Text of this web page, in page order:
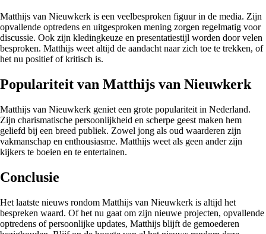
Matthijs van Nieuwkerk is een veelbesproken figuur in de media. Zijn
opvallende optredens en uitgesproken mening zorgen regelmatig voor
discussie. Ook zijn kledingkeuze en presentatiestijl worden door velen
besproken. Matthijs weet altijd de aandacht naar zich toe te trekken, of
het nu positief of kritisch is.
Populariteit van Matthijs van Nieuwkerk
Matthijs van Nieuwkerk geniet een grote populariteit in Nederland.
Zijn charismatische persoonlijkheid en scherpe geest maken hem
geliefd bij een breed publiek. Zowel jong als oud waarderen zijn
vakmanschap en enthousiasme. Matthijs weet als geen ander zijn
kijkers te boeien en te entertainen.
Conclusie
Het laatste nieuws rondom Matthijs van Nieuwkerk is altijd het
bespreken waard. Of het nu gaat om zijn nieuwe projecten, opvallende
optredens of persoonlijke updates, Matthijs blijft de gemoederen